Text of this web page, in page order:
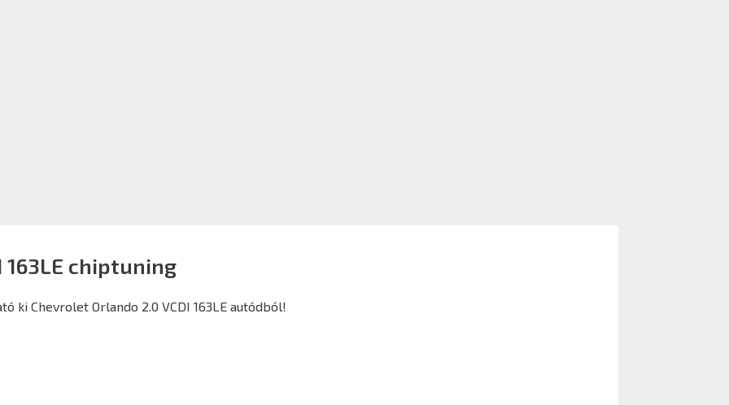
163LE chiptuning
ki Chevrolet Orlando 2.0 VCDI 163LE autódból!